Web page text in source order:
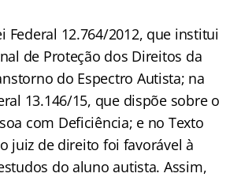
Federal 12.764/2012, que institui
de Proteção dos Direitos da
do Espectro Autista; na
13.146/15, que dispõe sobre o
com Deficiência; e no Texto
juiz de direito foi favorável à
do aluno autista. Assim,